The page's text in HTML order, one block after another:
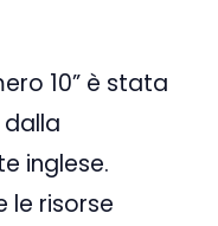
10” è stata
inglese.
le risorse